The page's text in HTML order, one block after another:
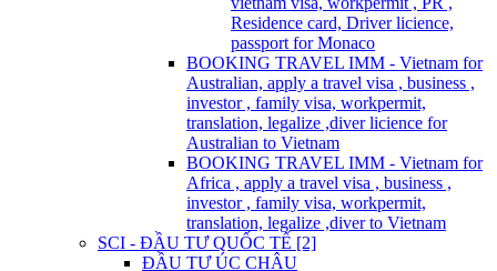
Residence card, Driver licience,
passport for Monaco
BOOKING TRAVEL IMM - Vietnam for
Australian, apply a travel visa , business ,
investor , family visa, workpermit,
translation, legalize ,diver licience for
Australian to Vietnam
BOOKING TRAVEL IMM - Vietnam for
Africa , apply a travel visa , business ,
investor , family visa, workpermit,
translation, legalize ,diver to Vietnam
SCI - ĐẦU TƯ QUỐC TẾ [2]
ĐẦU TƯ ÚC CHÂU